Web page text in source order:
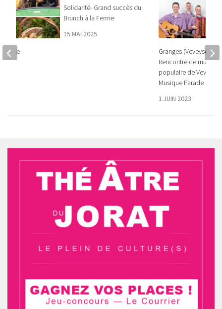
Solidarité- Grand succès du
Brunch à la Ferme
15 MAI 2025
Granges (Veveyse) –
Rencontre de musique
populaire de Veveyse
Musique Parade
1 JUIN 2023